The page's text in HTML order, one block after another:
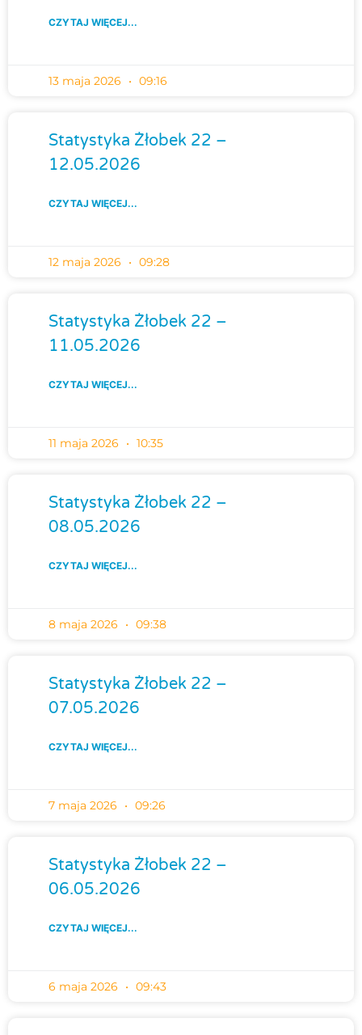
CZYTAJ WIĘCEJ...
13 maja 2026 09:16
Statystyka Żłobek 22 –
12.05.2026
CZYTAJ WIĘCEJ...
12 maja 2026 09:28
Statystyka Żłobek 22 –
11.05.2026
CZYTAJ WIĘCEJ...
11 maja 2026 10:35
Statystyka Żłobek 22 –
08.05.2026
CZYTAJ WIĘCEJ...
8 maja 2026 09:38
Statystyka Żłobek 22 –
07.05.2026
CZYTAJ WIĘCEJ...
7 maja 2026 09:26
Statystyka Żłobek 22 –
06.05.2026
CZYTAJ WIĘCEJ...
6 maja 2026 09:43